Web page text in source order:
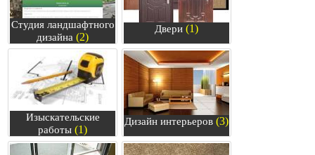
Студия ландшафтного
дизайна (2)
Двери (1)
Изыскательские
работы (1)
Дизайн интерьеров (3)